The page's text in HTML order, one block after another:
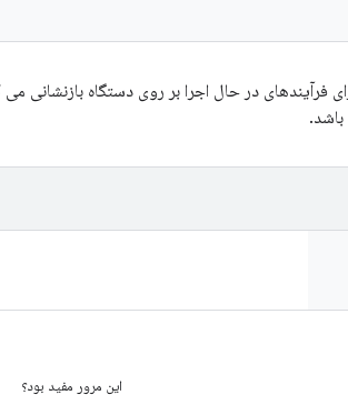
فرآیندهای در حال اجرا بر روی دستگاه
این مرور مفید بود؟